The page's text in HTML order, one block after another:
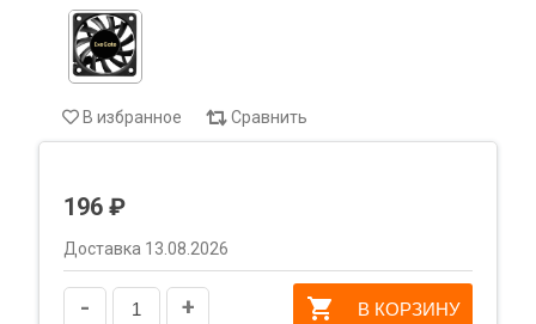
В избранное Сравнить
196 ₽
Доставка 13.08.2026
- + В КОРЗИНУ